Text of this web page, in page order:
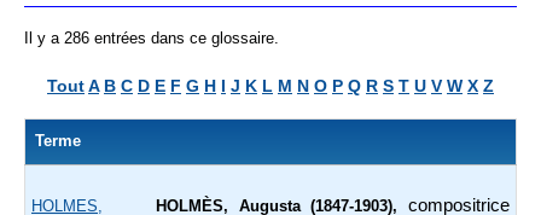
Il y a 286 entrées dans ce glossaire.
ToutA B C D E F G H I J K L M N O P Q R S T U V W X Z
Terme
HOLMES,
HOLMÈS, Augusta (1847-1903), compositrice